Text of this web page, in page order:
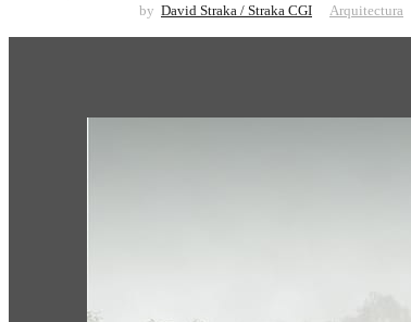
by David Straka / Straka CGI Arquitectura